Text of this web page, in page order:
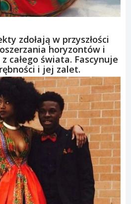
zdołają w przyszłości
horyzontów i
całego świata. Fascynuje
i jej zalet.